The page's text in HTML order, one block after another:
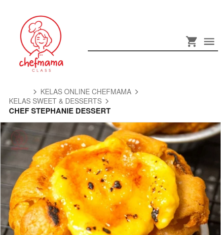
KELAS ONLINE CHEFMAMA
KELAS SWEET & DESSERTS
CHEF STEPHANIE DESSERT